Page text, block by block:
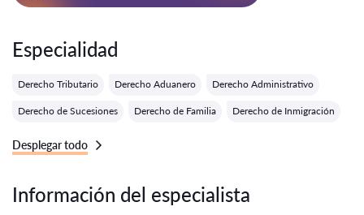
Especialidad
Derecho Tributario Derecho Aduanero Derecho Administrativo
Derecho de Sucesiones Derecho de Familia Derecho de Inmigración
Desplegar todo
Información del especialista